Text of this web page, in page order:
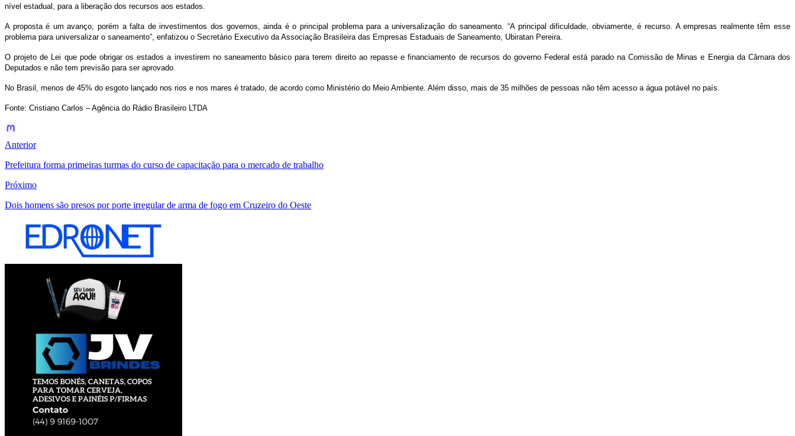
nível estadual, para a liberação dos recursos aos estados.
A proposta é um avanço, porém a falta de investimentos dos governos, ainda é o principal problema para a universalização do saneamento. “A principal dificuldade, obviamente, é recurso. A empresas realmente têm esse
problema para universalizar o saneamento”, enfatizou o Secretário Executivo da Associação Brasileira das Empresas Estaduais de Saneamento, Ubiratan Pereira.
O projeto de Lei que pode obrigar os estados a investirem no saneamento básico para terem direito ao repasse e financiamento de recursos do governo Federal está parado na Comissão de Minas e Energia da Câmara dos
Deputados e não tem previsão para ser aprovado.
No Brasil, menos de 45% do esgoto lançado nos rios e nos mares é tratado, de acordo como Ministério do Meio Ambiente. Além disso, mais de 35 milhões de pessoas não têm acesso a água potável no país.
Fonte: Cristiano Carlos – Agência do Rádio Brasileiro LTDA
Anterior
Prefeitura forma primeiras turmas do curso de capacitação para o mercado de trabalho
Próximo
Dois homens são presos por porte irregular de arma de fogo em Cruzeiro do Oeste